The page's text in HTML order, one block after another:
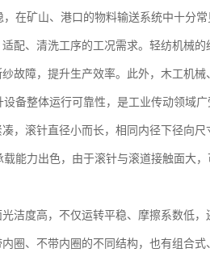
在矿山、港口的物料输送系统中十分常
配、清洗工序的工况需求。轻纺机械
故障，提升生产效率。此外，木工机
备整体运行可靠性，是工业传动领域广
，滚针直径小而长，相同内径下径向
能力出色，由于滚针与滚道接触面大
洁度高，不仅运转平稳、摩擦系数低
圈、不带内圈的不同结构，也有组合式